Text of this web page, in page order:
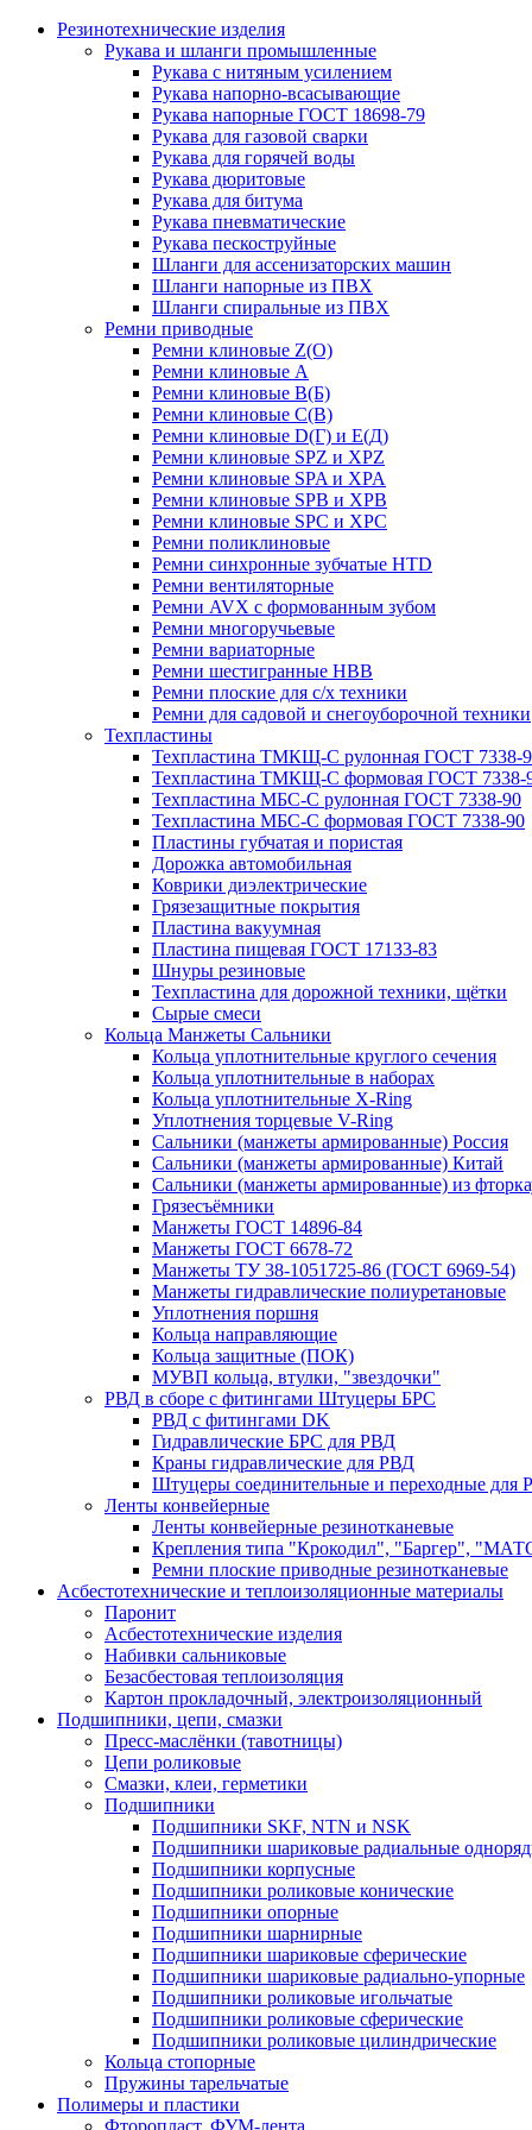
Резинотехнические изделия
Рукава и шланги промышленные
Рукава с нитяным усилением
Рукава напорно-всасывающие
Рукава напорные ГОСТ 18698-79
Рукава для газовой сварки
Рукава для горячей воды
Рукава дюритовые
Рукава для битума
Рукава пневматические
Рукава пескоструйные
Шланги для ассенизаторских машин
Шланги напорные из ПВХ
Шланги спиральные из ПВХ
Ремни приводные
Ремни клиновые Z(О)
Ремни клиновые А
Ремни клиновые В(Б)
Ремни клиновые С(В)
Ремни клиновые D(Г) и Е(Д)
Ремни клиновые SPZ и XPZ
Ремни клиновые SPA и XPA
Ремни клиновые SPB и XPB
Ремни клиновые SPC и XPC
Ремни поликлиновые
Ремни синхронные зубчатые HTD
Ремни вентиляторные
Ремни AVX с формованным зубом
Ремни многоручьевые
Ремни вариаторные
Ремни шестигранные HBB
Ремни плоские для с/х техники
Ремни для садовой и снегоуборочной техники
Техпластины
Техпластина ТМКЩ-С рулонная ГОСТ 7338-
Техпластина ТМКЩ-С формовая ГОСТ 7338-
Техпластина МБС-С рулонная ГОСТ 7338-90
Техпластина МБС-С формовая ГОСТ 7338-90
Пластины губчатая и пористая
Дорожка автомобильная
Коврики диэлектрические
Грязезащитные покрытия
Пластина вакуумная
Пластина пищевая ГОСТ 17133-83
Шнуры резиновые
Техпластина для дорожной техники, щётки
Сырые смеси
Кольца Манжеты Сальники
Кольца уплотнительные круглого сечения
Кольца уплотнительные в наборах
Кольца уплотнительные Х-Ring
Уплотнения торцевые V-Ring
Сальники (манжеты армированные) Россия
Сальники (манжеты армированные) Китай
Сальники (манжеты армированные) из
Грязесъёмники
Манжеты ГОСТ 14896-84
Манжеты ГОСТ 6678-72
Манжеты ТУ 38-1051725-86 (ГОСТ 6969-54)
Манжеты гидравлические полиуретановые
Уплотнения поршня
Кольца направляющие
Кольца защитные (ПОК)
МУВП кольца, втулки, "звездочки"
РВД в сборе с фитингами Штуцеры БРС
РВД с фитингами DK
Гидравлические БРС для РВД
Краны гидравлические для РВД
Штуцеры соединительные и переходные для
Ленты конвейерные
Ленты конвейерные резинотканевые
Крепления типа "Крокодил", "Баргер",
Ремни плоские приводные резинотканевые
Асбестотехнические и теплоизоляционные материалы
Паронит
Асбестотехнические изделия
Набивки сальниковые
Безасбестовая теплоизоляция
Картон прокладочный, электроизоляционный
Подшипники, цепи, смазки
Пресс-маслёнки (тавотницы)
Цепи роликовые
Смазки, клеи, герметики
Подшипники
Подшипники SKF, NTN и NSK
Подшипники шариковые радиальные
Подшипники корпусные
Подшипники роликовые конические
Подшипники опорные
Подшипники шарнирные
Подшипники шариковые сферические
Подшипники шариковые радиально-упорные
Подшипники роликовые игольчатые
Подшипники роликовые сферические
Подшипники роликовые цилиндрические
Кольца стопорные
Пружины тарельчатые
Полимеры и пластики
Фторопласт, ФУМ-лента